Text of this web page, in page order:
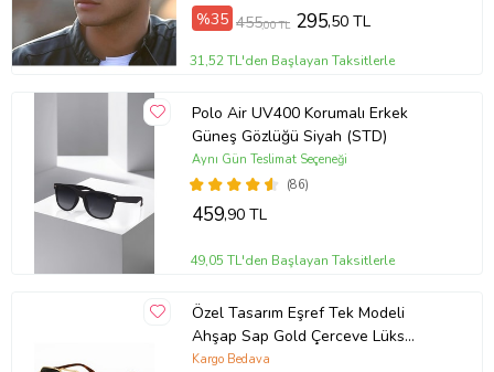
Ürün Kodu:kcm38399668
%35 455,00 TL 295,50 TL
31,52 TL'den Başlayan Taksitlerle
Polo Air UV400 Korumalı Erkek
Güneş Gözlüğü Siyah (STD)
(86)
Aynı Gün Teslimat Seçeneği
459,90 TL
49,05 TL'den Başlayan Taksitlerle
Özel Tasarım Eşref Tek Modeli
Ahşap Sap Gold Çerceve Lüks
Güneş Gözlüğü
Kargo Bedava